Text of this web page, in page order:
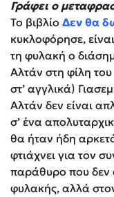
Γράφει ο
Το βιβλίο Δεν θα
κυκλοφόρησε,
τη φυλακή ο
Αλτάν στη φίλη
στ’ αγγλικά)
Αλτάν δεν είναι
σ’ ένα
θα ήταν ήδη
φτιάχνει για τον
παράθυρο που δεν
φυλακής, αλλά